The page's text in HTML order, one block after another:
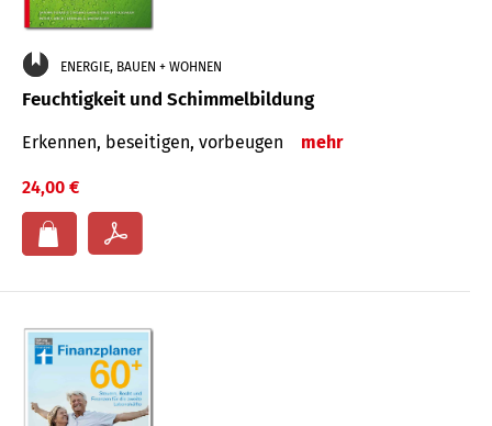
ENERGIE, BAUEN + WOHNEN
Feuchtigkeit und Schimmelbildung
Erkennen, beseitigen, vorbeugen mehr
24,00 €